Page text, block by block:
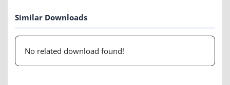
Similar Downloads
No related download found!